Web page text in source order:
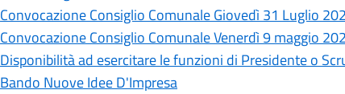
Convocazione Consiglio Comunale Giovedì 31 Luglio
Convocazione Consiglio Comunale Venerdì 9 maggio
Disponibilità ad esercitare le funzioni di Presidente o
Bando Nuove Idee D'Impresa